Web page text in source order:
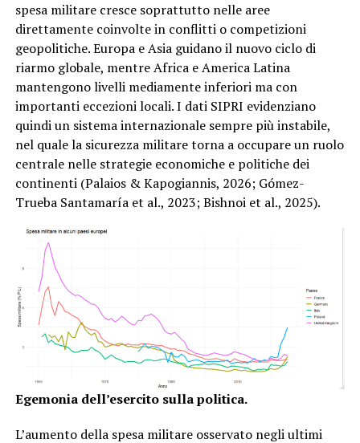
spesa militare cresce soprattutto nelle aree
direttamente coinvolte in conflitti o competizioni
geopolitiche. Europa e Asia guidano il nuovo ciclo di
riarmo globale, mentre Africa e America Latina
mantengono livelli mediamente inferiori ma con
importanti eccezioni locali. I dati SIPRI evidenziano
quindi un sistema internazionale sempre più instabile,
nel quale la sicurezza militare torna a occupare un ruolo
centrale nelle strategie economiche e politiche dei
continenti (Palaios & Kapogiannis, 2026; Gómez-
Trueba Santamaría et al., 2023; Bishnoi et al., 2025).
Egemonia dell’esercito sulla politica.
L’aumento della spesa militare osservato negli ultimi